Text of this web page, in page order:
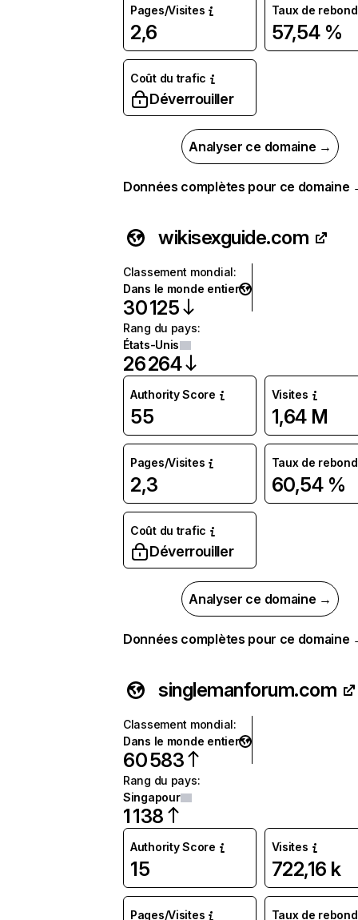
Pages/Visites
2,6
Taux de rebond
57,54 %
Coût du trafic
Déverrouiller
Analyser ce domaine →
Données complètes pour ce domaine
wikisexguide.com
Classement mondial:
Dans le monde entier
30 125
Rang du pays:
États-Unis
26 264
Authority Score
55
Visites
1,64 M
Pages/Visites
2,3
Taux de rebond
60,54 %
Coût du trafic
Déverrouiller
Analyser ce domaine →
Données complètes pour ce domaine
singlemanforum.com
Classement mondial:
Dans le monde entier
60 583
Rang du pays:
Singapour
1 138
Authority Score
15
Visites
722,16 k
Pages/Visites Taux de rebond